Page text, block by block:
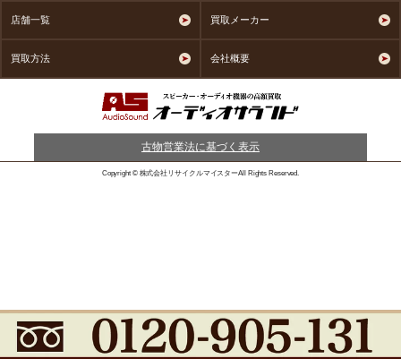
店舗一覧 買取メーカー
買取方法 会社概要
古物営業法に基づく表示
Copyright © 株式会社リサイクルマイスターAll Rights Reserved.